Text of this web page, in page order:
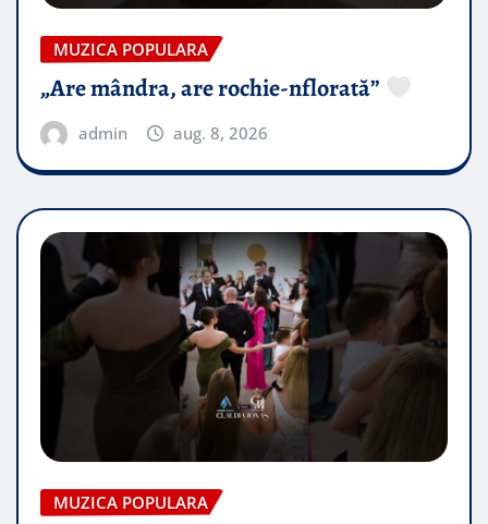
MUZICA POPULARA
„Are mândra, are rochie-nflorată”
admin aug. 8, 2026
MUZICA POPULARA